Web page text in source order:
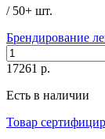
/ 50+ шт.
Брендирование
17261 р.
Есть в наличии
Товар